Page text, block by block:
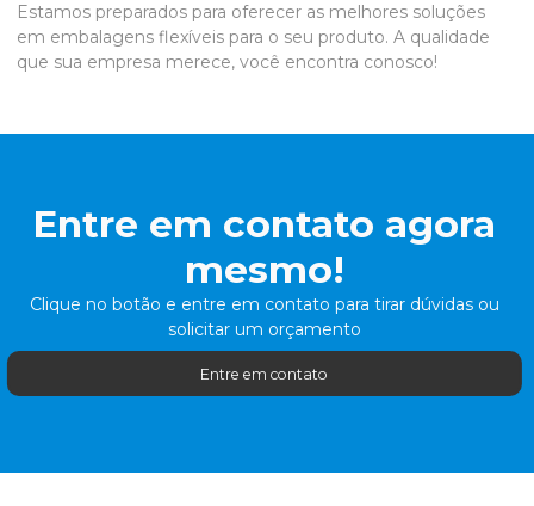
Estamos preparados para oferecer as melhores soluções
em embalagens flexíveis para o seu produto. A qualidade
que sua empresa merece, você encontra conosco!
Entre em contato agora
mesmo!
Clique no botão e entre em contato para tirar dúvidas ou
solicitar um orçamento
Entre em contato